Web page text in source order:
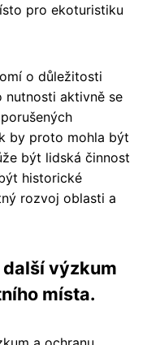
pro ekoturistiku
o důležitosti
nutnosti aktivně se
by proto mohla být
být lidská činnost
historické
rozvoj oblasti a
výzkum
místa.